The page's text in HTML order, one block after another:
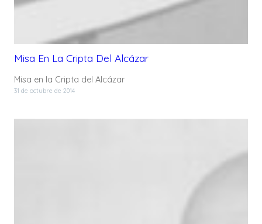
Misa En La Cripta Del Alcázar
Misa en la Cripta del Alcázar
31 de octubre de 2014